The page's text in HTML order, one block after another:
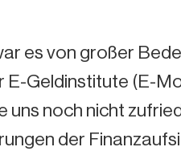
es von großer
E-Geldinstitute (E-
uns noch nicht
der